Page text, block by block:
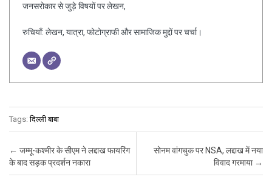
जनसरोकार से जुड़े विषयों पर लेखन,
रुचियाँ: लेखन, यात्रा, फोटोग्राफी और सामाजिक मुद्दों पर चर्चा।
Tags:दिल्ली बाबा
Post navigation
← जम्मू-कश्मीर के सीएम ने लद्दाख फायरिंग
के बाद सड़क प्रदर्शन नकारा
सोनम वांगचुक पर NSA, लद्दाख में नया
विवाद गरमाया →